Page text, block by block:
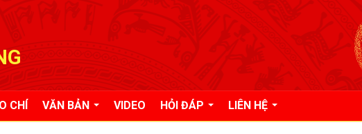
CHÍ VĂN BẢN VIDEO HỎI ĐÁP LIÊN HỆ